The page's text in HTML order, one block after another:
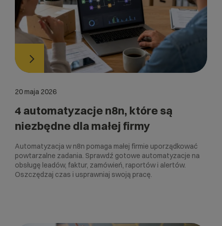
20 maja 2026
4 automatyzacje n8n, które są
niezbędne dla małej firmy
Automatyzacja w n8n pomaga małej firmie uporządkować
powtarzalne zadania. Sprawdź gotowe automatyzacje na
obsługę leadów, faktur, zamówień, raportów i alertów.
Oszczędzaj czas i usprawniaj swoją pracę.